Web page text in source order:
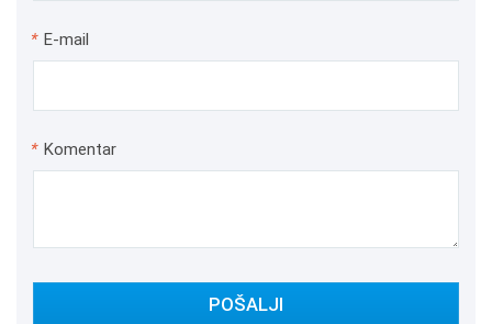
* E-mail
* Komentar
POŠALJI